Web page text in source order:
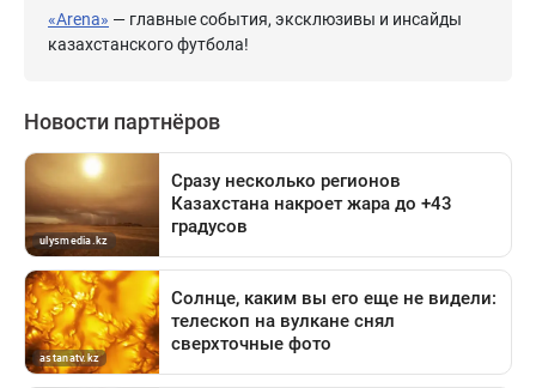
«Arena» — главные события, эксклюзивы и инсайды
казахстанского футбола!